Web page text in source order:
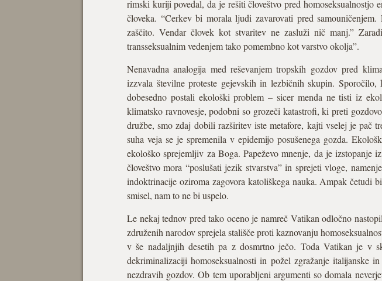
rimski kuriji povedal, da je rešiti človeštvo pred
človeka. “Cerkev bi morala ljudi zavarovati pred
zaščito. Vendar človek kot stvaritev ne zasluži nič manj.”
transseksualnim vedenjem tako pomembno kot varstvo okolja”.
Nenavadna analogija med reševanjem tropskih gozdov pred
izzvala številne proteste gejevskih in lezbičnih skupin.
dobesedno postali ekološki problem – sicer menda ne tisti iz
klimatsko ravnovesje, podobni so grozeči katastrofi, ki preti
družbe, smo zdaj dobili razširitev iste metafore, kajti vselej je pač
suha veja se je spremenila v epidemijo posušenega gozda.
ekološko sprejemljiv za Boga. Papeževo mnenje, da je izstopanje
človeštvo mora “poslušati jezik stvarstva” in sprejeti vloge,
indoktrinacije oziroma zagovora katoliškega nauka. Ampak
smisel, nam to ne bi uspelo.
Le nekaj tednov pred tako oceno je namreč Vatikan odločno
združenih narodov sprejela stališče proti kaznovanju
v še nadaljnjih desetih pa z dosmrtno ječo. Toda Vatikan je v
dekriminalizaciji homoseksualnosti in požel zgražanje italijanske
nezdravih gozdov. Ob tem uporabljeni argumenti so domala